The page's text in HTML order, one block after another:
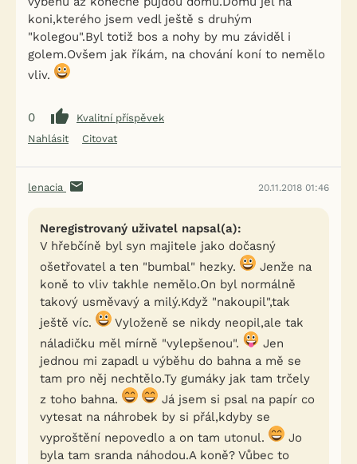
koni,kterého jsem vedl ještě s druhým
"kolegou".Byl totiž bos a nohy by mu záviděl i
golem.Ovšem jak říkám, na chování koní to nemělo
vliv.
0
Kvalitní příspěvek
Nahlásit
Citovat
lenacia 20.11.2018 01:46
Neregistrovaný uživatel napsal(a):
V hřebčíně byl syn majitele jako dočasný
ošetřovatel a ten "bumbal" hezky.
Jenže na
koně to vliv takhle nemělo.On byl normálně
takový usměvavý a milý.Když "nakoupil",tak
ještě víc.
Vyloženě se nikdy neopil,ale tak
náladičku měl mírně "vylepšenou".
Jen
jednou mi zapadl u výběhu do bahna a mě se
tam pro něj nechtělo.Ty gumáky jak tam trčely
z toho bahna.
Já jsem si psal na papír co
vytesat na náhrobek by si přál,kdyby se
vyproštění nepovedlo a on tam utonul.
Jo
byla tam sranda náhodou.A koně? Vůbec to